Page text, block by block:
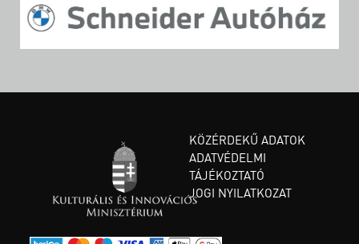
KÖZÉRDEKŰ ADATOK
ADATVÉDELMI
TÁJÉKOZTATÓ
JOGI NYILATKOZAT